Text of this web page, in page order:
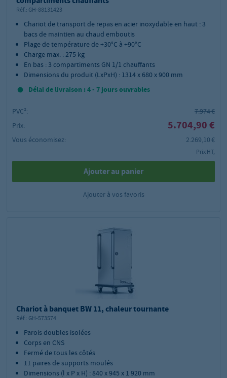
Réf.: GH-88131423
Chariot de transport de repas en acier inoxydable en haut : 3
bacs de maintien au chaud emboutis
Plage de température de +30°C à +90°C
Charge max. : 275 kg
En bas : 3 compartiments GN 1/1 chauffants
Dimensions du produit (LxPxH) : 1314 x 680 x 900 mm
Délai de livraison : 4 - 7 jours ouvrables
PVC²:
7.974 €
Prix:
5.704,90 €
Vous économisez: 2.269,10 €
Prix HT,
Ajouter au panier
Ajouter à vos favoris
Chariot à banquet BW 11, chaleur tournante
Réf.: GH-573574
Parois doubles isolées
Corps en CNS
Fermé de tous les côtés
11 paires de supports moulés
Dimensions (l x P x H) : 840 x 945 x 1 920 mm